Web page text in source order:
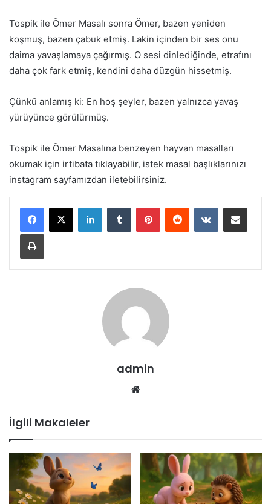
Tospik ile Ömer Masalı sonra Ömer, bazen yeniden
koşmuş, bazen çabuk etmiş. Lakin içinden bir ses onu
daima yavaşlamaya çağırmış. O sesi dinlediğinde, etrafını
daha çok fark etmiş, kendini daha düzgün hissetmiş.
Çünkü anlamış ki: En hoş şeyler, bazen yalnızca yavaş
yürüyünce görülürmüş.
Tospik ile Ömer Masalına benzeyen hayvan masalları
okumak için irtibata tıklayabilir, istek masal başlıklarınızı
instagram sayfamızdan iletebilirsiniz.
LinkedInTumblr PinterestReddit VKontakteE-Posta ile paylaş
Yazdır
admin
İlgili Makaleler